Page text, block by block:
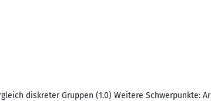
diskreter Gruppen (1.0) Weitere Schwerpunkte: